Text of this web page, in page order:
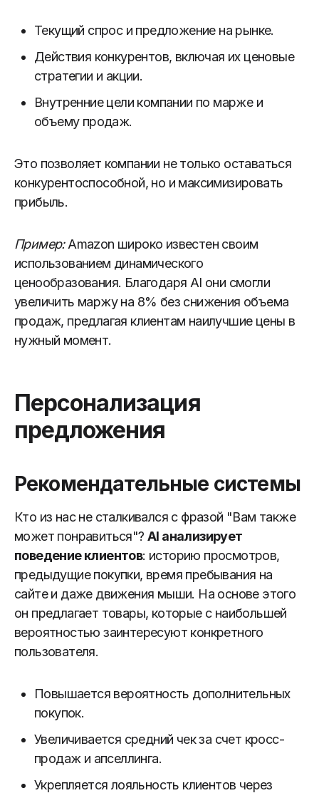
Текущий спрос и предложение на рынке.
Действия конкурентов, включая их ценовые
стратегии и акции.
Внутренние цели компании по марже и
объему продаж.
Это позволяет компании не только оставаться
конкурентоспособной, но и максимизировать
прибыль.
Пример:Amazon широко известен своим
использованием динамического
ценообразования. Благодаря AI они смогли
увеличить маржу на 8% без снижения объема
продаж, предлагая клиентам наилучшие цены в
нужный момент.
Персонализация
предложения
Рекомендательные системы
Кто из нас не сталкивался с фразой "Вам также
может понравиться"? AI анализирует
поведение клиентов: историю просмотров,
предыдущие покупки, время пребывания на
сайте и даже движения мыши. На основе этого
он предлагает товары, которые с наибольшей
вероятностью заинтересуют конкретного
пользователя.
Повышается вероятность дополнительных
покупок.
Увеличивается средний чек за счет кросс-
продаж и апселлинга.
Укрепляется лояльность клиентов через